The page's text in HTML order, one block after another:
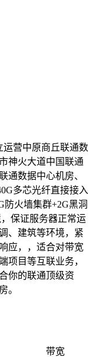
运营中原商丘联通数
神火大道中国联通
通数据中心机房、
多芯光纤直接接入
防火墙集群+2G黑洞
保证服务器正常运
、建筑等环境，紧
应，，适合对带宽
项目等互联业务，
你的联通顶级资
。
带宽